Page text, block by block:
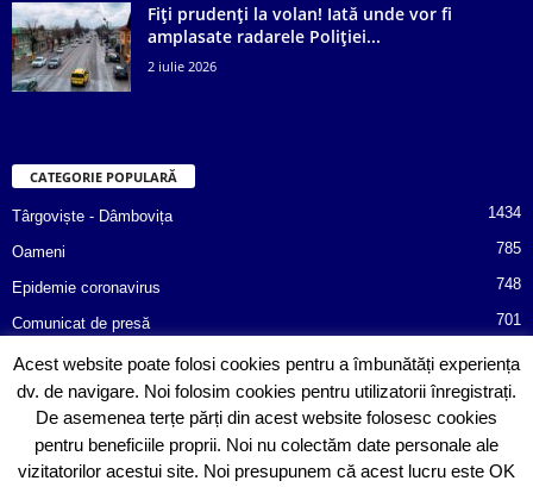
Fiți prudenți la volan! Iată unde vor fi
amplasate radarele Poliției...
2 iulie 2026
CATEGORIE POPULARĂ
Târgoviște - Dâmbovița 1434
Oameni 785
Epidemie coronavirus 748
Comunicat de presă 701
Afaceri 487
Poliția informează! 366
Consiliul Județean Dâmbovița
Acest website poate folosi cookies pentru a îmbunătăți experiența
dv. de navigare. Noi folosim cookies pentru utilizatorii înregistrați.
De asemenea terțe părți din acest website folosesc cookies
pentru beneficiile proprii. Noi nu colectăm date personale ale
vizitatorilor acestui site. Noi presupunem că acest lucru este OK